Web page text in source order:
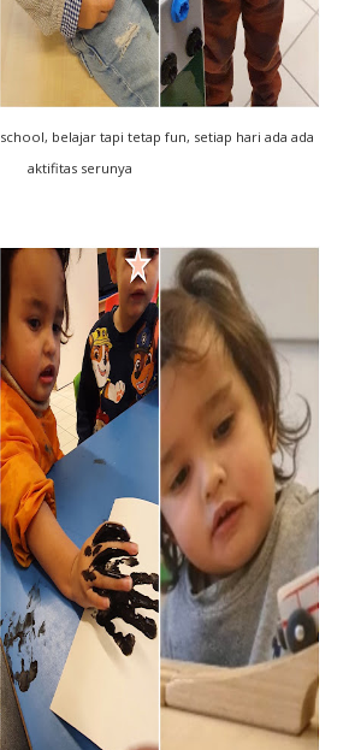
belajar tapi tetap fun, setiap hari ada ada
aktifitas serunya